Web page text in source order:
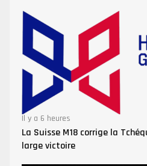
Il y a 6 heures
La Suisse M18 corrige la
large victoire